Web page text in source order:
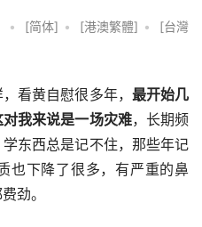
• [简体] • [港澳繁體] •
[台灣
看黄自慰很多年， 最开始几
我来说是一场灾难，长期频
东西总是记不住，那些年记
也下降了很多，有严重的鼻
劲。